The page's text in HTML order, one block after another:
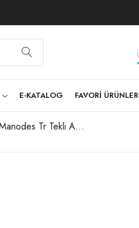
E-KATALOG FAVORI ÜRÜNLER
Ecolab Manodes Tr Tekli Ambalajlarda Hijyenik Mendil (1 KOLİ 200 ADET)